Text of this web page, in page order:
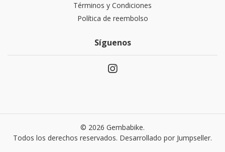
Términos y Condiciones
Política de reembolso
Síguenos
© 2026 Gembabike.
Todos los derechos reservados. Desarrollado por Jumpseller.